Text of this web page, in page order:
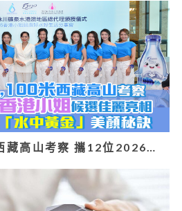
藏高山考察 攜12位2026…